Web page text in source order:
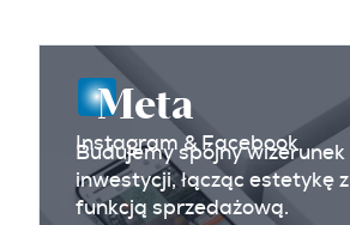
Meta
Instagram & Facebook
Budujemy spójny wizerunek
inwestycji, łącząc estetykę z
funkcją sprzedażową.